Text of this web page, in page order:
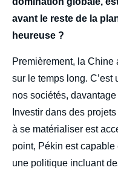
avant le reste de la
heureuse ?
Premièrement, la
sur le temps long. C’est
nos sociétés,
Investir dans des
à se matérialiser est
point, Pékin est
une politique incluant